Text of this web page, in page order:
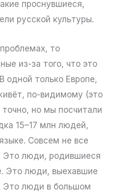
проснувшиеся,
русской культуры.
то
из-за того, что это
одной только Европе,
по-видимому (это
но мы посчитали
15–17 млн людей,
Совсем не все
Это люди, родившиеся
Это люди, выехавшие
Это люди в большом